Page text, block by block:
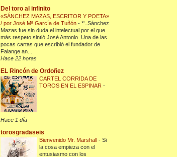
Del toro al infinito
«SÁNCHEZ MAZAS, ESCRITOR Y POETA»
/ por José Mª García de Tuñón-*'..Sánchez
Mazas fue sin duda el intelectual por el que
más respeto sintió José Antonio. Una de las
pocas cartas que escribió el fundador de
Falange an...
Hace 22 horas
EL Rincón de Ordoñez
CARTEL CORRIDA DE
TOROS EN EL ESPINAR-
Hace 1 día
torosgradaseis
Bienvenido Mr. Marshall-Si
la cosa empieza con el
entusiasmo con los